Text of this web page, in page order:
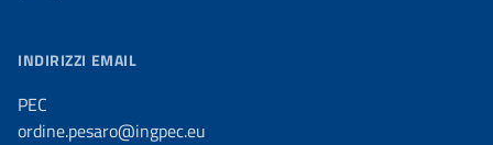
INDIRIZZI EMAIL
PEC
ordine.pesaro@ingpec.eu